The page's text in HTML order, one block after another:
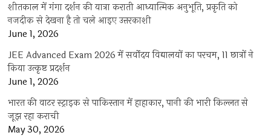
शीतकाल में गंगा दर्शन की यात्रा कराती आध्यात्मिक अनुभूति, प्रकृति को
नजदीक से देखना है तो चले आइए उत्तरकाशी
June 1, 2026
JEE Advanced Exam 2026 में सर्वोदय विद्यालयों का परचम, 11 छात्रों ने
किया उत्कृष्ट प्रदर्शन
June 1, 2026
भारत की वाटर स्ट्राइक से पाकिस्तान में हाहाकार, पानी की भारी किल्लत से
जूझ रहा कराची
May 30, 2026